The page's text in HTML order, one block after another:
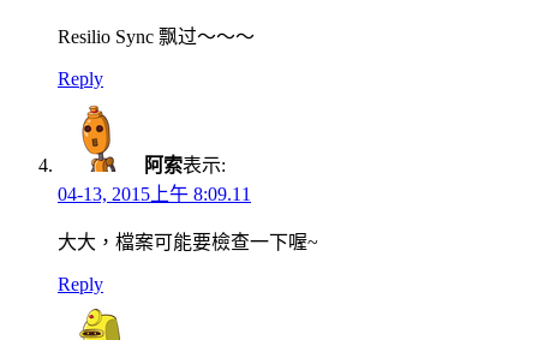
Resilio Sync 飘过～～～
Reply
阿索表示:
04-13, 2015上午 8:09.11
大大，檔案可能要檢查一下喔~
Reply